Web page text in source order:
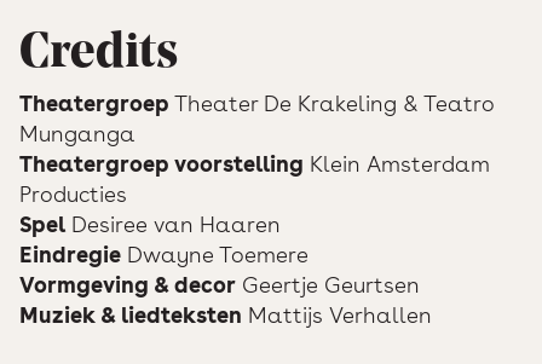
Credits
Theatergroep Theater De Krakeling & Teatro
Munganga
Theatergroep voorstelling Klein Amsterdam
Producties
Spel Desiree van Haaren
Eindregie Dwayne Toemere
Vormgeving & decor Geertje Geurtsen
Muziek & liedteksten Mattijs Verhallen